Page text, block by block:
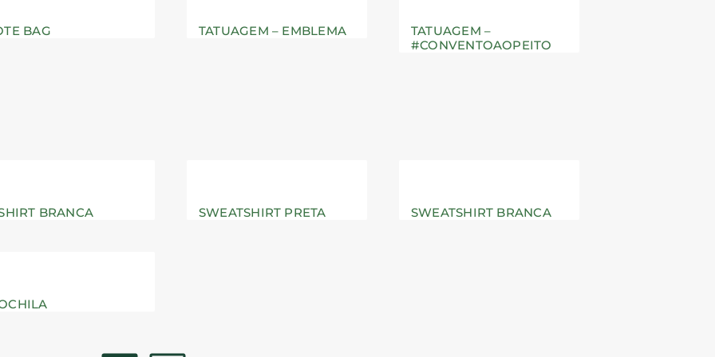
BAG TATUAGEM – EMBLEMA
TATUAGEM –
#CONVENTOAOPEITO
BRANCA SWEATSHIRT PRETA SWEATSHIRT BRANCA